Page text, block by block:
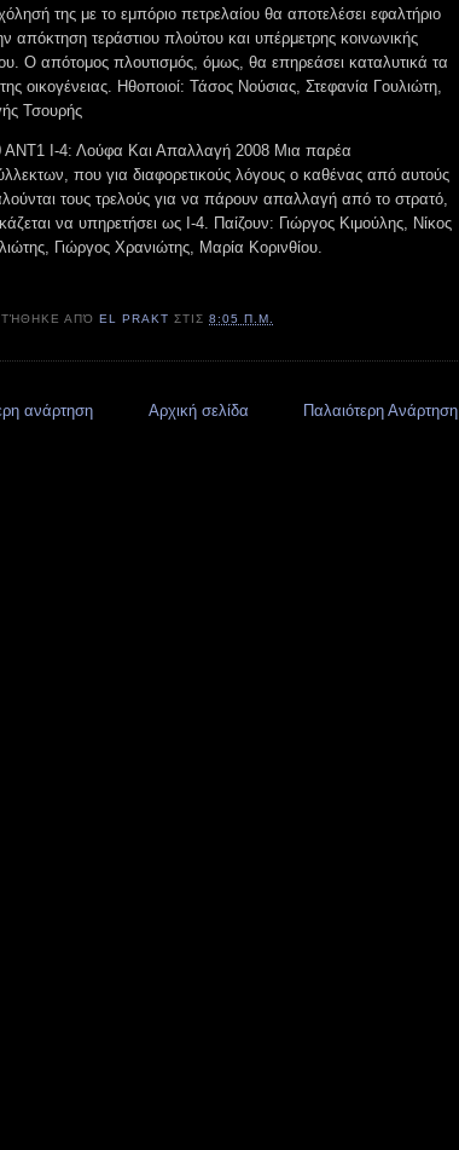
της με το εμπόριο πετρελαίου θα αποτελέσει εφαλτήριο
απόκτηση τεράστιου πλούτου και υπέρμετρης κοινωνικής
Ο απότομος πλουτισμός, όμως, θα επηρεάσει καταλυτικά τα
οικογένειας. Ηθοποιοί: Τάσος Νούσιας, Στεφανία Γουλιώτη,
Τσουρής
ΑΝΤ1 Ι-4: Λούφα Και Απαλλαγή 2008 Μια παρέα
που για διαφορετικούς λόγους ο καθένας από αυτούς
τους τρελούς για να πάρουν απαλλαγή από το στρατό,
να υπηρετήσει ως Ι-4. Παίζουν: Γιώργος Κιμούλης, Νίκος
Γιώργος Χρανιώτης, Μαρία Κορινθίου.
ΑΠΌEL PRAKT ΣΤΙΣ8:05 Π.Μ.
ανάρτηση Παλαιότερη Ανάρτηση
Αρχική σελίδα